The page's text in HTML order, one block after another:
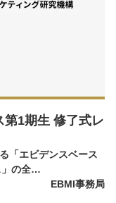
第1期生 修了式レ
「エビデンスベース
」の全…
EBMI事務局